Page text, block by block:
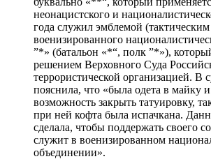
неонацистского и
года служил эмблемой
военизированного
”*» (батальон «*“, полк ”*»),
решением Верховного Суда
террористической организацией. В
пояснила, что «была одета в майку
возможность закрыть татуировку,
при ней кофта была испачкана.
сделала, чтобы поддержать своего
служит в военизированном
объединении».